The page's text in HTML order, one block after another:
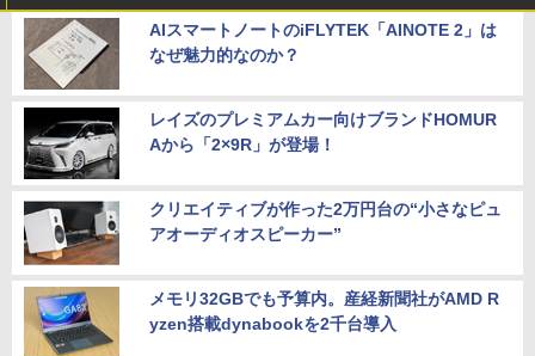
AIスマートノートのiFLYTEK「AINOTE 2」は
なぜ魅力的なのか？
レイズのプレミアムカー向けブランドHOMUR
Aから「2×9R」が登場！
クリエイティブが作った2万円台の“小さなピュ
アオーディオスピーカー”
メモリ32GBでも予算内。産経新聞社がAMD R
yzen搭載dynabookを2千台導入